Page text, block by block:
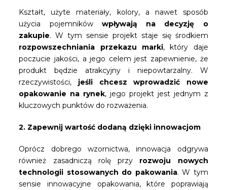
Kształt, użyte materiały, kolory, a nawet sposób
użycia pojemników wpływają na decyzję o
zakupie. W tym sensie projekt staje się środkiem
rozpowszechniania przekazu marki, który daje
poczucie jakości, a jego celem jest zapewnienie, że
produkt będzie atrakcyjny i niepowtarzalny. W
rzeczywistości, jeśli chcesz wprowadzić nowe
opakowanie na rynek, jego projekt jest jednym z
kluczowych punktów do rozważenia.
2. Zapewnij wartość dodaną dzięki innowacjom
Oprócz dobrego wzornictwa, innowacja odgrywa
również zasadniczą rolę przy rozwoju
nowych
technologii stosowanych do pakowania. W tym
sensie innowacyjne opakowania, które poprawiają